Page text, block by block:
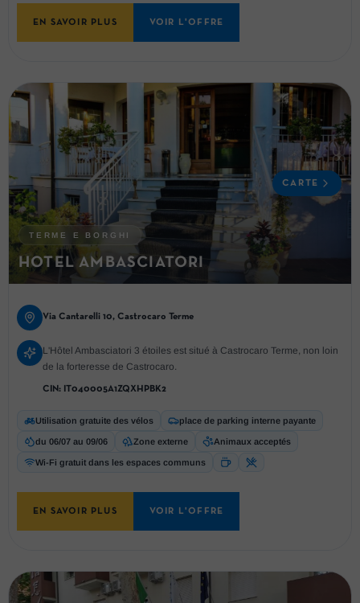
EN SAVOIR PLUS VOIR L'OFFRE
TERME E BORGHI
HOTEL AMBASCIATORI
CARTE
Via Cantarelli 10, Castrocaro Terme
L'Hôtel Ambasciatori 3 étoiles est situé à Castrocaro Terme, non loin
de la forteresse de Castrocaro.
CIN: IT040005A1ZQXHPBK2
Utilisation gratuite des vélos place de parking interne payante
du 06/07 au 09/06 Zone externe Animaux acceptés
Wi-Fi gratuit dans les espaces communs
EN SAVOIR PLUS VOIR L'OFFRE